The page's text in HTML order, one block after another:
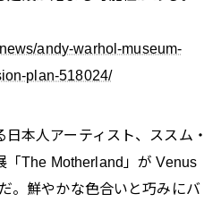
andy-warhol-museum-
plan-518024/
本人アーティスト、ススム・
「The Motherland」が Venus
。鮮やかな色合いと巧みにバ